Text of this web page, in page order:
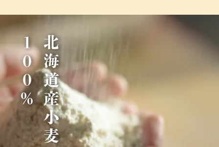
北
海
道
産
小
麦
1
0
0
％